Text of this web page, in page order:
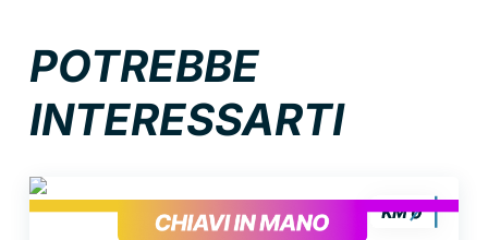
POTREBBE
INTERESSARTI